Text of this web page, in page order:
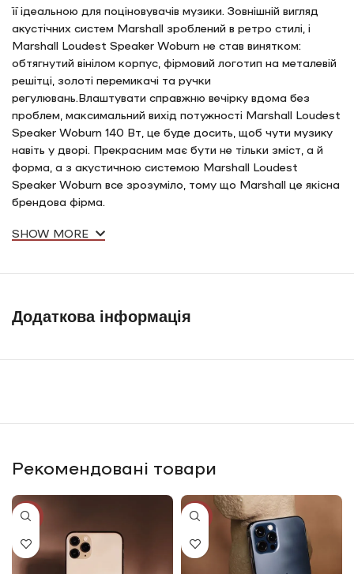
її ідеальною для поціновувачів музики. Зовнішній вигляд
акустічних систем Marshall зроблений в ретро стилі, і
Marshall Loudest Speaker Woburn не став винятком:
обтягнутий вінілом корпус, фірмовий логотип на металевій
решітці, золоті перемикачі та ручки
регулювань.Влаштувати справжню вечірку вдома без
проблем, максимальний вихід потужності Marshall Loudest
Speaker Woburn 140 Вт, це буде досить, щоб чути музику
навіть у дворі. Прекрасним має бути не тільки зміст, а й
форма, а з акустичною системою Marshall Loudest
Speaker Woburn все зрозуміло, тому що Marshall це якісна
брендова фірма.
SHOW MORE
Додаткова інформація
Рекомендовані товари
-25% -20%